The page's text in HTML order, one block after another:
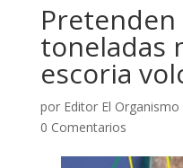
toneladas
escoria
por Editor El Organismo
0 Comentarios